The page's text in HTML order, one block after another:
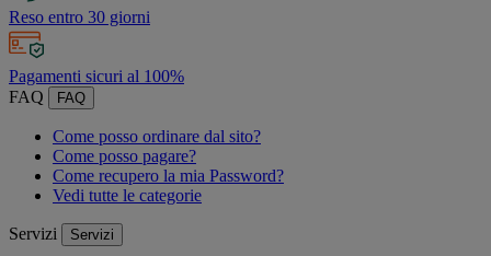
Reso entro 30 giorni
Pagamenti sicuri al 100%
FAQ
FAQ
Come posso ordinare dal sito?
Come posso pagare?
Come recupero la mia Password?
Vedi tutte le categorie
Servizi Servizi